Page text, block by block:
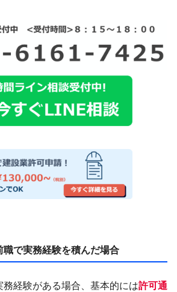
職で実務経験を積んだ場合
経験がある場合、基本的には許可通